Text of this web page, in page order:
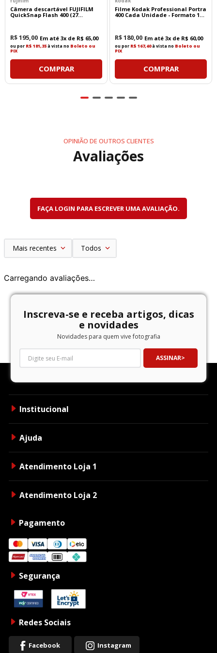
modelos mais antigos têm
acabamento cromado ("prata") e filtros do tipo
Series VIII (63mm). Os modelos
revestimento antirreflexo
* e corpo preto
Câmera descartável FUJIFILM
QuickSnap Flash 400 (27
R$195,00 Em até 3x de R$ 65,00
ou por R$ 181,35à vista no Boleto ou
PIX
COMPRAR
Filme Kodak Professional Portra
400 Cada Unidade - Formato 135
R$180,00 Em até 3x de R$ 60,00
ou por R$ 167,40à vista no Boleto ou
PIX
COMPRAR
OPINIÃO DE OUTROS CLIENTES
Avaliações
FAÇA LOGIN PARA ESCREVER UMA AVALIAÇÃO.
Mais recentes Todos
Carregando avaliações…
Inscreva-se e receba artigos, dicas
e novidades
Novidades para quem vive fotografia
ASSINAR
Institucional
Ajuda
Atendimento Loja 1
Atendimento Loja 2
Pagamento
Segurança
Redes Sociais
Facebook Instagram